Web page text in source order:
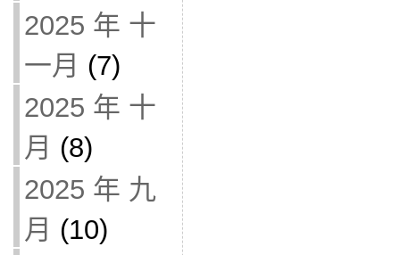
2025 年 十
一月 (7)
2025 年 十
月 (8)
2025 年 九
月 (10)